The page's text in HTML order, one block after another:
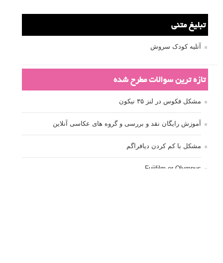
تبلیغ متنی
آتلیه کودک سروش
تازه ترین سوالات مطرح شده
مشکل فکوس در لنز ۳۵ نیکون
آموزش رایگان نقد و بررسی و گروه های عکاسی آنلاین
مشکل با کم کردن دیافراگم
Fujifilm or Olympus